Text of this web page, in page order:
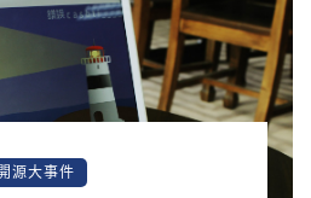
源大事件